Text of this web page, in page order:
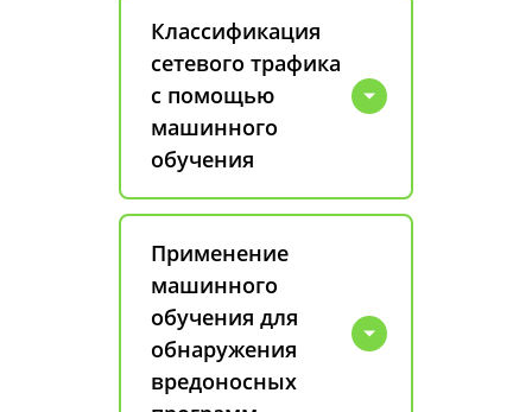
Классификация
сетевого трафика
с помощью
машинного
обучения
Применение
машинного
обучения для
обнаружения
вредоносных